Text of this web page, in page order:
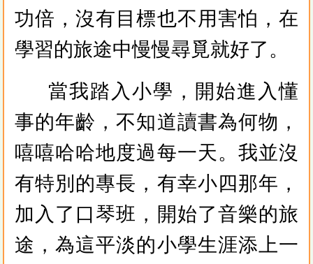
功倍，沒有目標也不用害怕，在
學習的旅途中慢慢尋覓就好了。
當我踏入小學，開始進入懂
事的年齡，不知道讀書為何物，
嘻嘻哈哈地度過每一天。我並沒
有特別的專長，有幸小四那年，
加入了口琴班，開始了音樂的旅
途，為這平淡的小學生涯添上一